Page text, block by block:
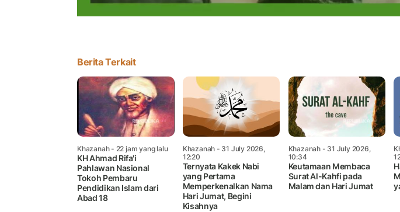
Berita Terkait
Khazanah- 22 jam yang lalu
KH Ahmad Rifa'i
Pahlawan Nasional
Tokoh Pembaru
Pendidikan Islam dari
Abad 18
Khazanah - 31 July 2026,
12:20
Ternyata Kakek Nabi
yang Pertama
Memperkenalkan Nama
Hari Jumat, Begini
Kisahnya
Khazanah- 31 July 2026,
10:34
Keutamaan Membaca
Surat Al-Kahfi pada
Malam dan Hari Jumat